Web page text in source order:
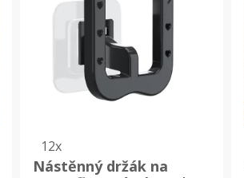
12x
Nástěnný držák na